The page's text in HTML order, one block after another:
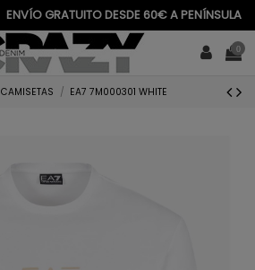
ENVÍO GRATUITO DESDE 60€ A PENÍNSULA
0
CAMISETAS EA7 7M000301 WHITE